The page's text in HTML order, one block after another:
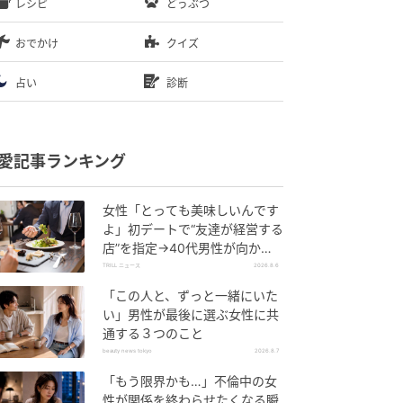
レシピ どうぶつ
おでかけ クイズ
占い 診断
記事ランキング
女性「とっても美味しいんです
よ」初デートで“友達が経営する
店”を指定→40代男性が向かう
が…待ち受けていた“悲惨な結
TRILL ニュース 2026.8.6
「この人と、ずっと一緒にいた
い」男性が最後に選ぶ女性に共
通する３つのこと
beauty news tokyo 2026.8.7
「もう限界かも…」不倫中の女
性が関係を終わらせたくなる瞬